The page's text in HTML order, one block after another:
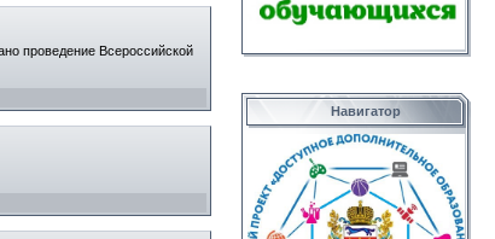
проведение Всероссийской
Навигатор